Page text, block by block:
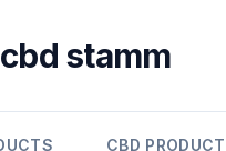
stamm
CBD